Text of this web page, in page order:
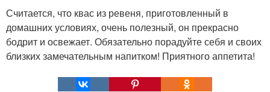
Считается, что квас из ревеня, приготовленный в
домашних условиях, очень полезный, он прекрасно
бодрит и освежает. Обязательно порадуйте себя и своих
близких замечательным напитком! Приятного аппетита!